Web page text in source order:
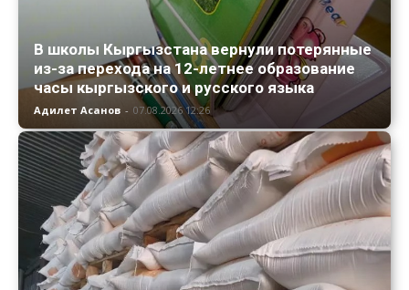
В школы Кыргызстана вернули потерянные
из-за перехода на 12-летнее образование
часы кыргызского и русского языка
Адилет Асанов - 07.08.2026 12:26